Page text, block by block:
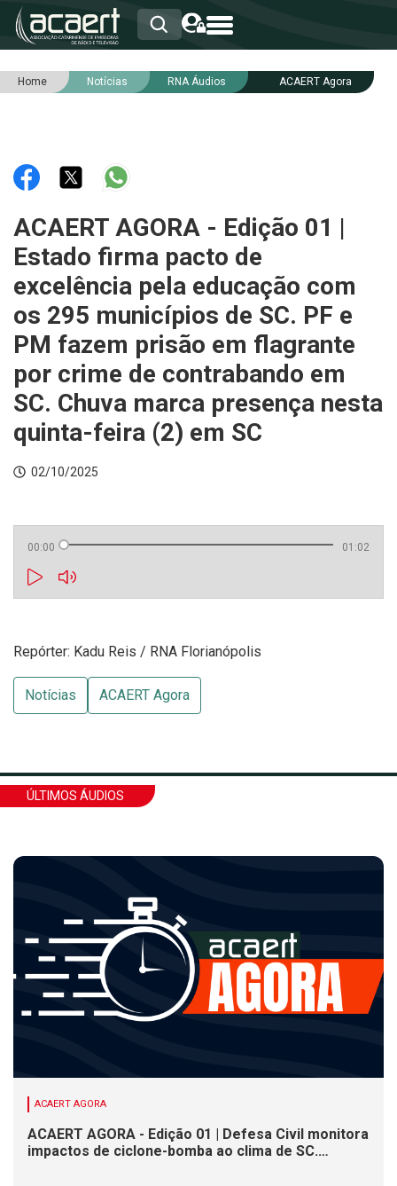
HOME
RNA
NOTÍCIAS
INTEGRIDADE
Home Notícias RNA Áudios ACAERT Agora
ACAERT AGORA - Edição 01 |
Estado firma pacto de
excelência pela educação com
os 295 municípios de SC. PF e
PM fazem prisão em flagrante
por crime de contrabando em
SC. Chuva marca presença nesta
quinta-feira (2) em SC
02/10/2025
00:00 01:02
Repórter: Kadu Reis / RNA Florianópolis
Notícias ACAERT Agora
ÚLTIMOS ÁUDIOS
ACAERT AGORA
ACAERT AGORA - Edição 01 | Defesa Civil monitora
impactos de ciclone-bomba ao clima de SC.